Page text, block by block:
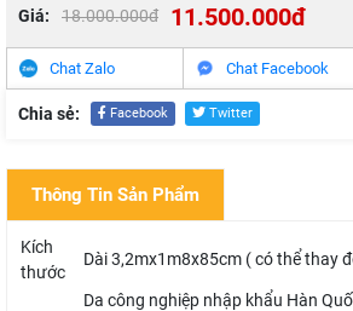
Giá: 18.000.000đ 11.500.000đ
Chat Zalo Chat Facebook
Chia sẻ: Facebook Twitter
Thông Tin Sản Phẩm
Kích
thước
Dài 3,2mx1m8x85cm ( có thể thay
Da công nghiệp nhập khẩu Hàn